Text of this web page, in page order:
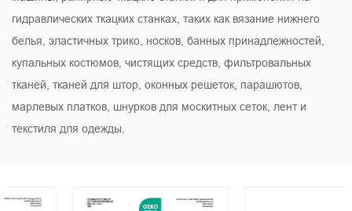
гидравлических ткацких станках, таких как вязание нижнего
белья, эластичных трико, носков, банных принадлежностей,
купальных костюмов, чистящих средств, фильтровальных
тканей, тканей для штор, оконных решеток, парашютов,
марлевых платков, шнурков для москитных сеток, лент и
текстиля для одежды.